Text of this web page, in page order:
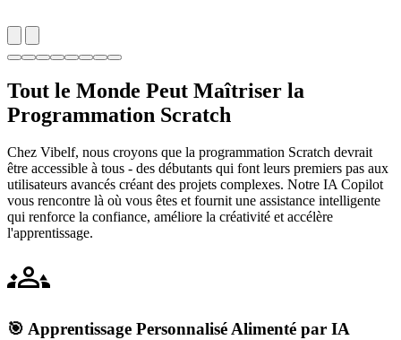
Tout le Monde Peut Maîtriser la
Programmation Scratch
Chez Vibelf, nous croyons que la programmation Scratch devrait
être accessible à tous - des débutants qui font leurs premiers pas aux
utilisateurs avancés créant des projets complexes. Notre IA Copilot
vous rencontre là où vous êtes et fournit une assistance intelligente
qui renforce la confiance, améliore la créativité et accélère
l'apprentissage.
🎯 Apprentissage Personnalisé Alimenté par IA